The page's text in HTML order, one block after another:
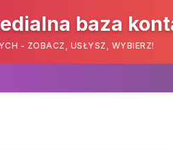
baza
- ZOBACZ, USŁYSZ, WYBIERZ!